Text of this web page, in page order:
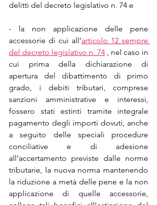
delitti del decreto legislativo n. 74 e
- la non applicazione delle pene
accessorie di cui all’articolo 12 sempre
del decreto legislativo n. 74 , nel caso in
cui prima della dichiarazione di
apertura del dibattimento di primo
grado, i debiti tributari, comprese
sanzioni amministrative e interessi,
fossero stati estinti tramite integrale
pagamento degli importi dovuti, anche
a seguito delle speciali procedure
conciliative e di adesione
all’accertamento previste dalle norme
tributarie, la nuova norma mantenendo
la riduzione a metà delle pene e la non
applicazione di quelle accessorie,